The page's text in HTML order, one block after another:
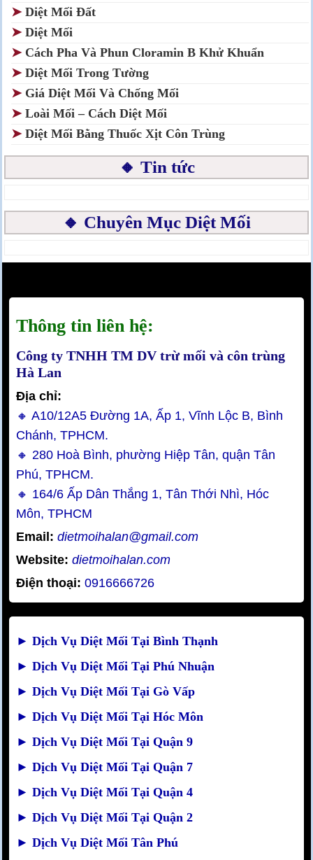
➤ Diệt Mối Đất
➤ Diệt Mối
➤ Cách Pha Và Phun Cloramin B Khử Khuẩn
➤ Diệt Mối Trong Tường
➤ Giá Diệt Mối Và Chống Mối
➤ Loài Mối – Cách Diệt Mối
➤ Diệt Mối Bằng Thuốc Xịt Côn Trùng
🔸 Tin tức
🔸 Chuyên Mục Diệt Mối
Thông tin liên hệ:
Công ty TNHH TM DV trừ mối và côn trùng
Hà Lan
Địa chỉ:
🔸 A10/12A5 Đường 1A, Ấp 1, Vĩnh Lộc B, Bình
Chánh, TPHCM.
🔸 280 Hoà Bình, phường Hiệp Tân, quận Tân
Phú, TPHCM.
🔸 164/6 Ấp Dân Thắng 1, Tân Thới Nhì, Hóc
Môn, TPHCM
Email: dietmoihalan@gmail.com
Website: dietmoihalan.com
Điện thoại: 0916666726
► Dịch Vụ Diệt Mối Tại Bình Thạnh
► Dịch Vụ Diệt Mối Tại Phú Nhuận
► Dịch Vụ Diệt Mối Tại Gò Vấp
► Dịch Vụ Diệt Mối Tại Hóc Môn
► Dịch Vụ Diệt Mối Tại Quận 9
► Dịch Vụ Diệt Mối Tại Quận 7
► Dịch Vụ Diệt Mối Tại Quận 4
► Dịch Vụ Diệt Mối Tại Quận 2
► Dịch Vụ Diệt Mối Tân Phú